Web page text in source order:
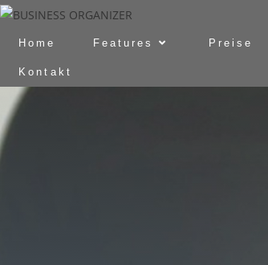
Home Features Preise
Kontakt